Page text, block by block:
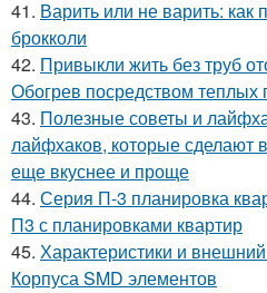
41. Варить или не варить: как
брокколи
42. Привыкли жить без труб
Обогрев посредством теплых
43. Полезные советы и
лайфхаков, которые сделают
еще вкуснее и проще
44. Серия П-3 планировка
П3 с планировками квартир
45. Характеристики и
Корпуса SMD элементов